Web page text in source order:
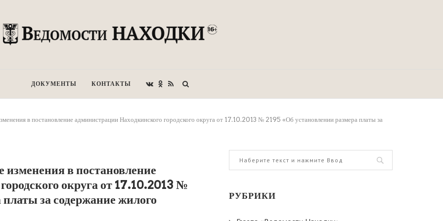
ДОКУМЕНТЫ КОНТАКТЫ
в постановление администрации Находкинского городского округа от 17.10.2013 № 2195 «Об установлении размера платы за
в постановление
округа от 17.10.2013 №
за содержание жилого
РУБРИКИ